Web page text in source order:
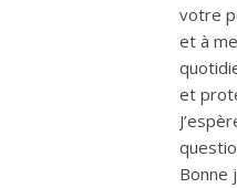
votre
et à
et
Bonne